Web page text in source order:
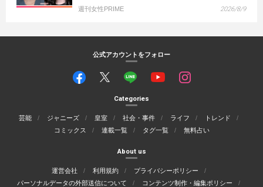
週刊女性PRIME 2026/8/9
公式アカウントをフォロー
Categories
芸能 ジャニーズ 皇室 社会・事件 ライフ
トレンド
コミックス
連載一覧 タグ一覧 無料占い
About us
運営会社 利用規約
プライバシーポリシー
パーソナルデータの外部送信について
コンテンツ制作・編集ポリシー